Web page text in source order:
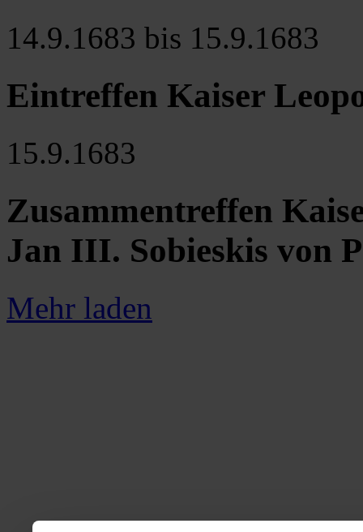
14.9.1683 bis 15.9.1683
Eintreffen Kaiser
15.9.1683
Zusammentreffen
Jan III. Sobieskis von
Mehr laden